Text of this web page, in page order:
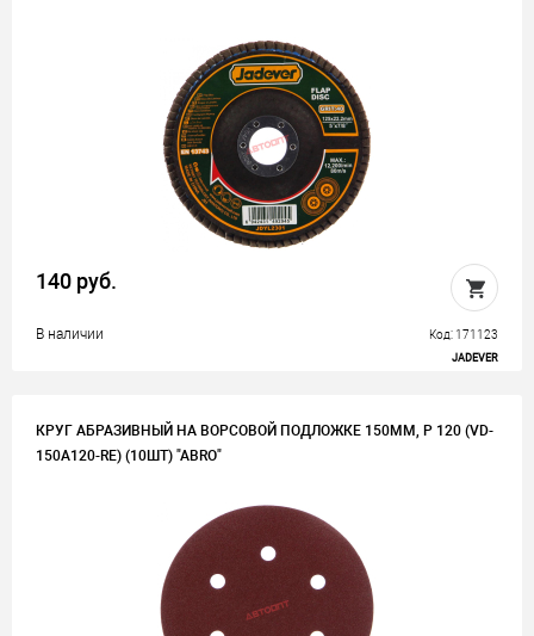
140 руб.
В наличии Код: 171123
JADEVER
КРУГ АБРАЗИВНЫЙ НА ВОРСОВОЙ ПОДЛОЖКЕ 150ММ, P 120 (VD-
150A120-RE) (10ШТ) "ABRO"